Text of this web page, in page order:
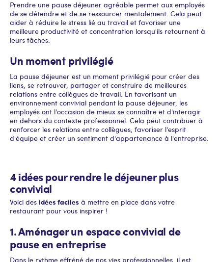
Prendre une pause déjeuner agréable permet aux employés
de se détendre et de se ressourcer mentalement. Cela peut
aider à réduire le stress lié au travail et favoriser une
meilleure productivité et concentration lorsqu'ils retournent à
leurs tâches.
Un moment privilégié
La pause déjeuner est un moment privilégié pour créer des
liens, se retrouver, partager et construire de meilleures
relations entre collègues de travail. En favorisant un
environnement convivial pendant la pause déjeuner, les
employés ont l'occasion de mieux se connaître et d'interagir
en dehors du contexte professionnel. Cela peut contribuer à
renforcer les relations entre collègues, favoriser l'esprit
d'équipe et créer un sentiment d'appartenance à l'entreprise.
4 idées pour rendre le déjeuner plus
convivial
Voici des idées faciles à mettre en place dans votre
restaurant pour vous inspirer !
1. Aménager un espace convivial de
pause en entreprise
Dans le rythme effréné de nos vies professionnelles, il est